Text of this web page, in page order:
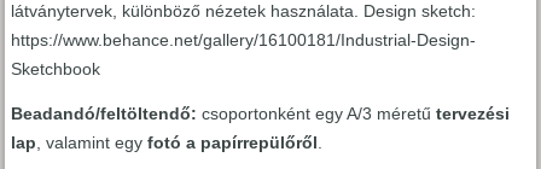
látványtervek, különböző nézetek használata. Design sketch:
https://www.behance.net/gallery/16100181/Industrial-Design-
Sketchbook
Beadandó/feltöltendő: csoportonként egy A/3 méretűtervezési
lap , valamint egyfotó a papírrepülőről